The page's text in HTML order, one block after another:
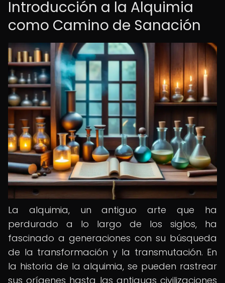
Introducción a la Alquimia
como Camino de Sanación
La alquimia, un antiguo arte que ha
perdurado a lo largo de los siglos, ha
fascinado a generaciones con su búsqueda
de la transformación y la transmutación. En
la historia de la alquimia, se pueden rastrear
sus orígenes hasta las antiguas civilizaciones